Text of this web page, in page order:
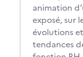
animation
exposé, sur
évolutions et
tendances